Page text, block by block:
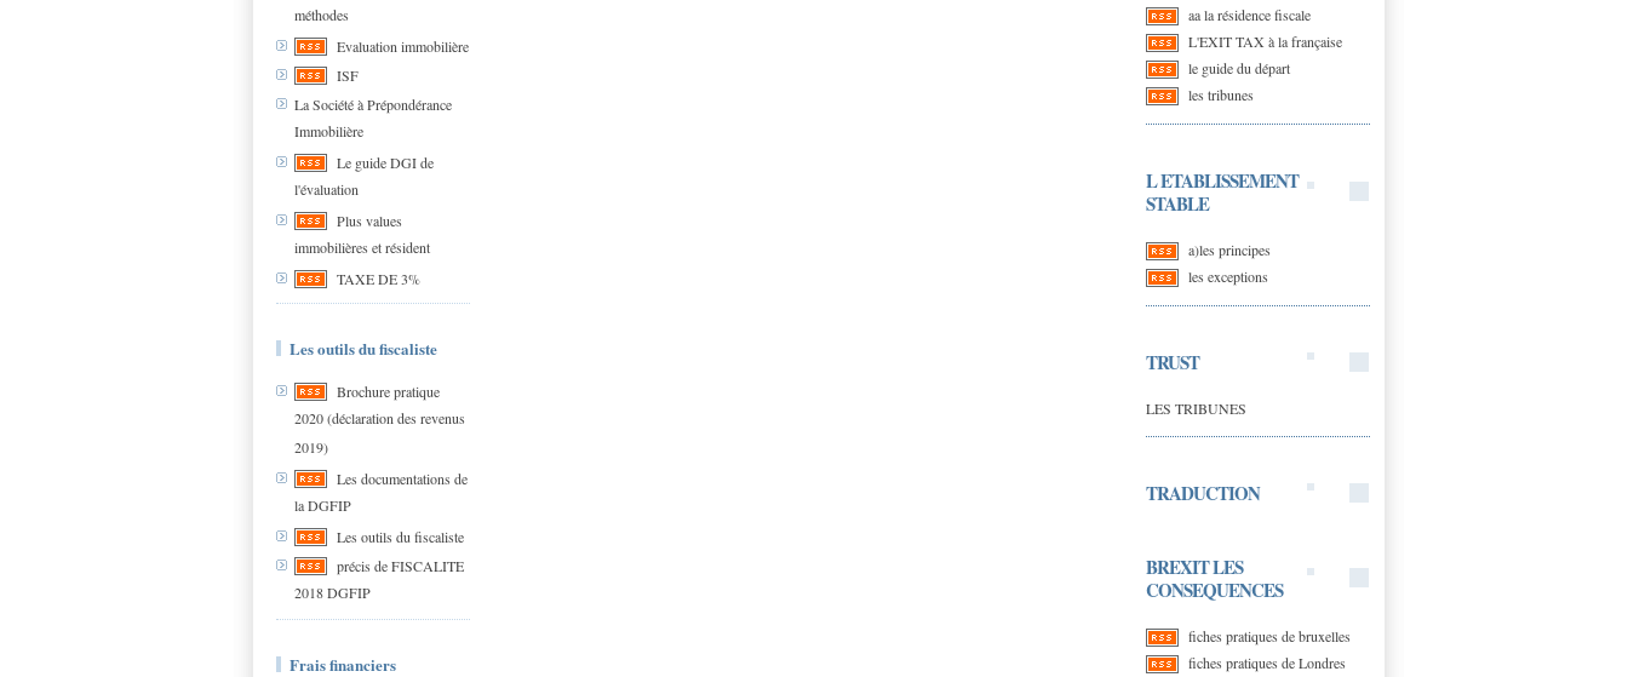
méthodes
Evaluation immobilière
ISF
La Société à Prépondérance
Immobilière
Le guide DGI de
l'évaluation
Plus values
immobilières et résident
TAXE DE 3%
Les outils du fiscaliste
Brochure pratique
2020 (déclaration des revenus
2019)
Les documentations de
la DGFIP
Les outils du fiscaliste
précis de FISCALITE
2018 DGFIP
Frais financiers
aa la résidence fiscale
L'EXIT TAX à la française
le guide du départ
les tribunes
L ETABLISSEMENT
STABLE
a)les principes
les exceptions
TRUST
LES TRIBUNES
TRADUCTION
BREXIT LES
CONSEQUENCES
fiches pratiques de bruxelles
fiches pratiques de Londres